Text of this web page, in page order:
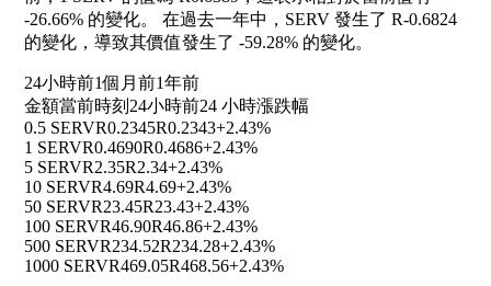
-26.66% 的變化。 在過去一年中，SERV 發生了 R-0.6824
的變化，導致其價值發生了 -59.28% 的變化。
24小時前1個月前1年前
金額當前時刻 24小時前24 小時漲跌幅
0.5 SERVR0.2345R0.2343+2.43%
1 SERVR0.4690R0.4686+2.43%
5 SERVR2.35R2.34+2.43%
10 SERVR4.69R4.69+2.43%
50 SERVR23.45R23.43+2.43%
100 SERVR46.90R46.86+2.43%
500 SERVR234.52R234.28+2.43%
1000 SERVR469.05R468.56+2.43%